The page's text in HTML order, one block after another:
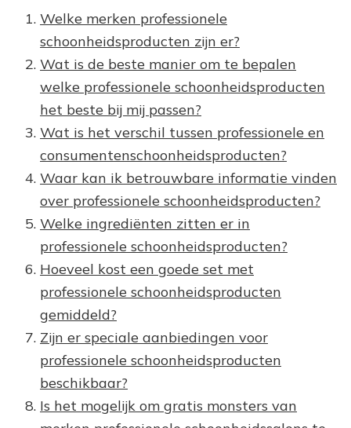
Welke merken professionele
schoonheidsproducten zijn er?
Wat is de beste manier om te bepalen
welke professionele schoonheidsproducten
het beste bij mij passen?
Wat is het verschil tussen professionele en
consumentenschoonheidsproducten?
Waar kan ik betrouwbare informatie vinden
over professionele schoonheidsproducten?
Welke ingrediënten zitten er in
professionele schoonheidsproducten?
Hoeveel kost een goede set met
professionele schoonheidsproducten
gemiddeld?
Zijn er speciale aanbiedingen voor
professionele schoonheidsproducten
beschikbaar?
Is het mogelijk om gratis monsters van